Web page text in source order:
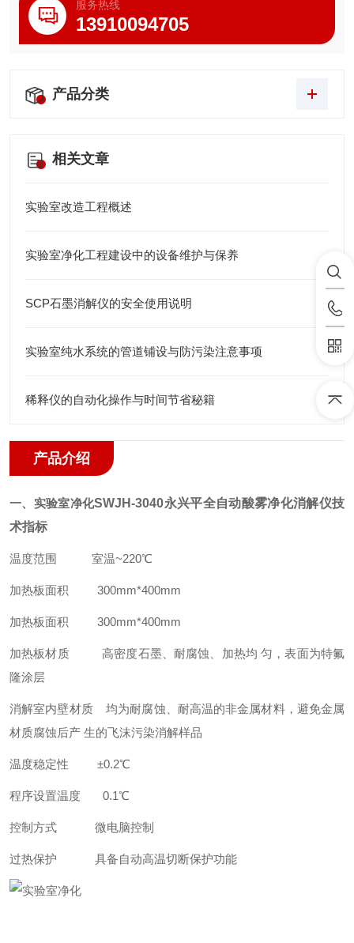
服务热线
13910094705
产品分类
相关文章
实验室改造工程概述
实验室净化工程建设中的设备维护与保养
SCP石墨消解仪的安全使用说明
实验室纯水系统的管道铺设与防污染注意事项
稀释仪的自动化操作与时间节省秘籍
产品介绍
一、 实验室净化SWJH-3040永兴平全自动酸雾净化消解仪技
术指标
温度范围 室温~220℃
加热板面积 300mm*400mm
加热板面积 300mm*400mm
加热板材质 高密度石墨、耐腐蚀、加热均 匀，表面为特氟
隆涂层
消解室内壁材质 均为耐腐蚀、耐高温的非金属材料，避免金属
材质腐蚀后产 生的飞沫污染消解样品
温度稳定性 ±0.2℃
程序设置温度 0.1℃
控制方式 微电脑控制
过热保护 具备自动高温切断保护功能